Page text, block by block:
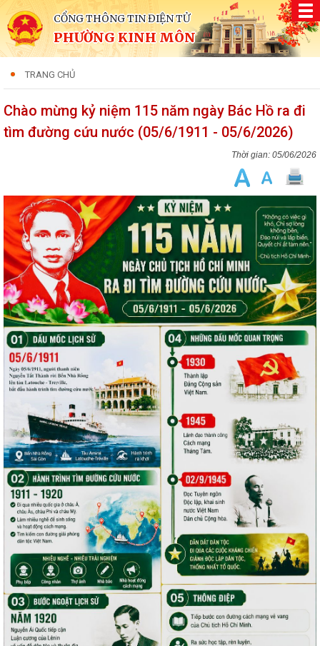
CỔNG THÔNG TIN ĐIỆN TỬ
PHƯỜNG KINH MÔN
TRANG CHỦ
Chào mừng kỷ niệm 115 năm ngày Bác Hồ ra đi
tìm đường cứu nước (05/6/1911 - 05/6/2026)
05/06/2026